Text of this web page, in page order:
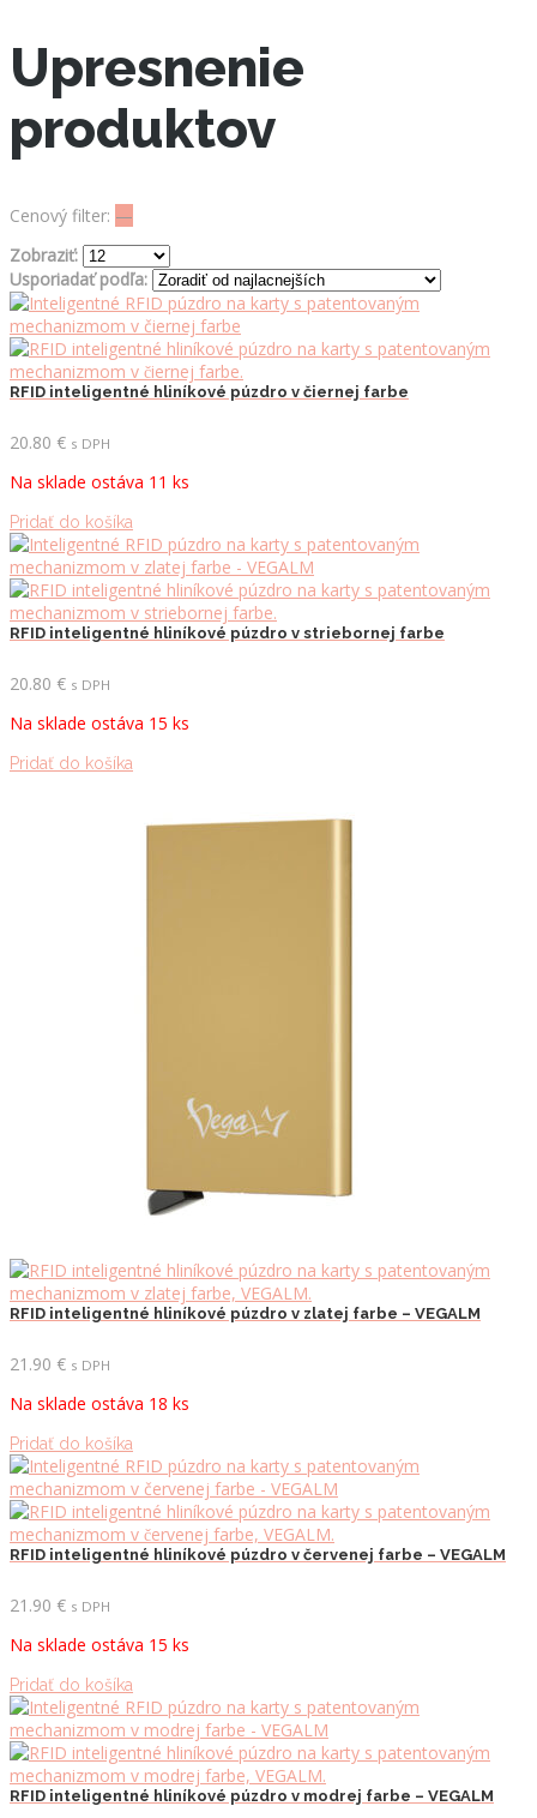
Upresnenie
produktov
Cenový filter: —
Zobraziť:
Usporiadať podľa:
RFID inteligentné hliníkové púzdro v čiernej farbe
20.80 € s DPH
Na sklade ostáva 11 ks
Pridať do košíka
RFID inteligentné hliníkové púzdro v striebornej farbe
20.80 € s DPH
Na sklade ostáva 15 ks
Pridať do košíka
RFID inteligentné hliníkové púzdro v zlatej farbe – VEGALM
21.90 € s DPH
Na sklade ostáva 18 ks
Pridať do košíka
RFID inteligentné hliníkové púzdro v červenej farbe – VEGALM
21.90 € s DPH
Na sklade ostáva 15 ks
Pridať do košíka
RFID inteligentné hliníkové púzdro v modrej farbe – VEGALM